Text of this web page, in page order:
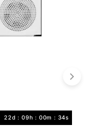
22d : 09h : 00m : 34s